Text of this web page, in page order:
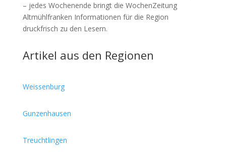
– jedes Wochenende bringt die WochenZeitung
Altmühlfranken Informationen für die Region
druckfrisch zu den Lesern.
Artikel aus den Regionen
Weissenburg
Gunzenhausen
Treuchtlingen